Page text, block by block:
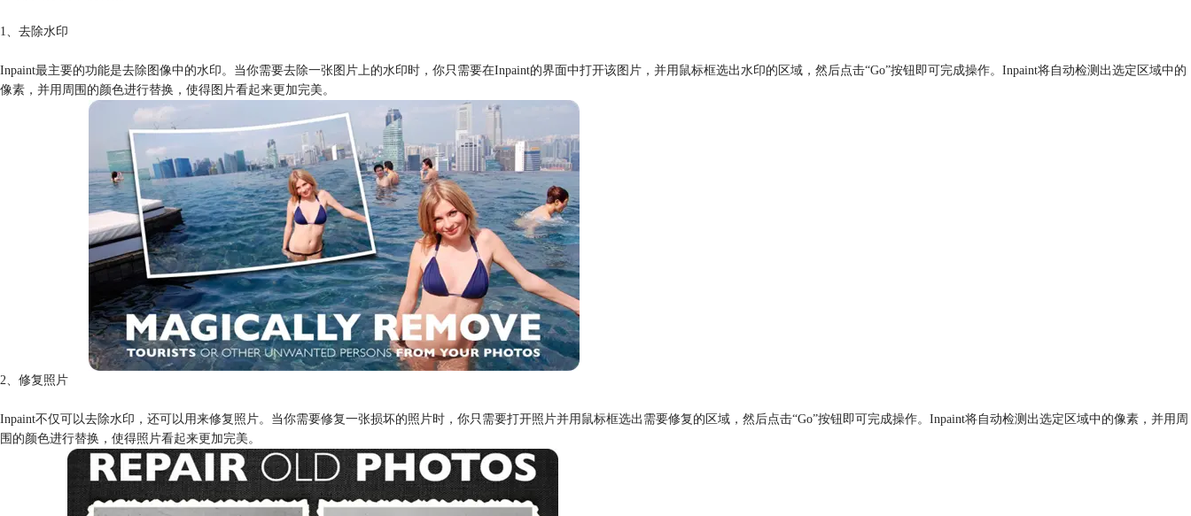
1、去除水印
Inpaint最主要的功能是去除图像中的水印。当你需要去除一张图片上的水印时，你只需要在Inpaint的界面中打开该图片，并用鼠标框选出水印的区域，然后点击“Go”按钮即可完成操作。Inpaint将自动检测出选定区域中的
像素，并用周围的颜色进行替换，使得图片看起来更加完美。
2、修复照片
Inpaint不仅可以去除水印，还可以用来修复照片。当你需要修复一张损坏的照片时，你只需要打开照片并用鼠标框选出需要修复的区域，然后点击“Go”按钮即可完成操作。Inpaint将自动检测出选定区域中的像素，并用周
围的颜色进行替换，使得照片看起来更加完美。